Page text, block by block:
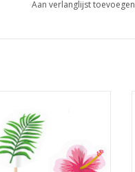
Aan verlanglijst toevoegen